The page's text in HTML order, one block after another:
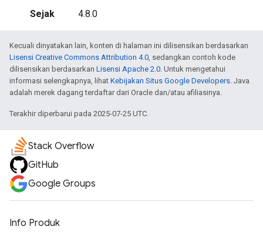
Sejak
4.8.0
Kecuali dinyatakan lain, konten di halaman ini dilisensikan berdasarkan
Lisensi Creative Commons Attribution 4.0, sedangkan contoh kode
dilisensikan berdasarkan Lisensi Apache 2.0. Untuk mengetahui
informasi selengkapnya, lihat Kebijakan Situs Google Developers. Java
adalah merek dagang terdaftar dari Oracle dan/atau afiliasinya.
Terakhir diperbarui pada 2025-07-25 UTC.
Stack Overflow
GitHub
Google Groups
Info Produk